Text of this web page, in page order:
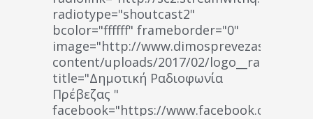
radiotype="shoutcast2"
bcolor="ffffff" frameborder="0"
image="http://www.dimosprevezas.gr/wp-
content/uploads/2017/02/
title="Δημοτική Ραδιοφωνία
Πρέβεζας "
facebook="https://www.facebook.com/